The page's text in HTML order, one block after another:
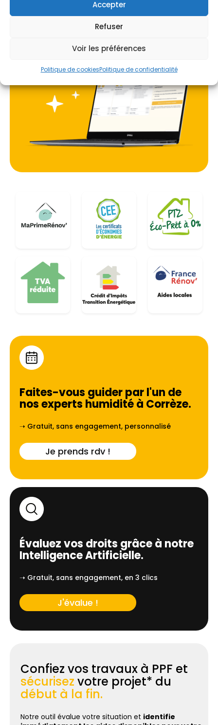
Accepter
Refuser
Voir les préférences
Politique de cookiesPolitique de confidentialité
Contactez-nous maintenant
pour maximiser vos aides !
Je prends rdv !
Faites-vous guider par l'un de
nos experts humidité à Corrèze.
➝ Gratuit, sans engagement, personnalisé
Je prends rdv !
Évaluez vos droits grâce à notre
Intelligence Artificielle.
➝ Gratuit, sans engagement, en 3 clics
J'évalue !
Confiez vos travaux à PPF et
sécurisez votre projet* du
début à la fin.
Notre outil évalue votre situation et identifie